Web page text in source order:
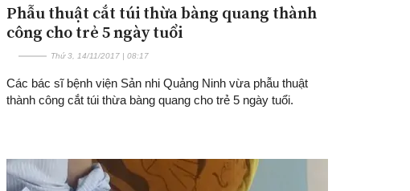
Phẫu thuật cắt túi thừa bàng quang thành
công cho trẻ 5 ngày tuổi
Thứ 3, 14/11/2017 | 08:17
Các bác sĩ bệnh viện Sản nhi Quảng Ninh vừa phẫu thuật
thành công cắt túi thừa bàng quang cho trẻ 5 ngày tuổi.